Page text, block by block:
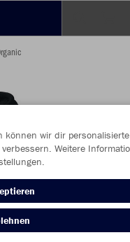
können wir dir personalisierte
Weitere